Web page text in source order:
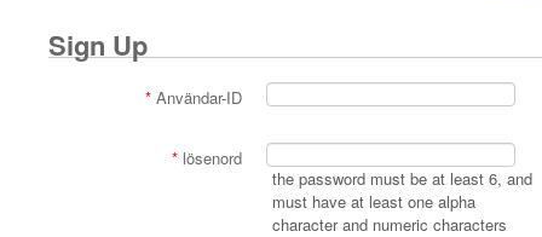
Sign Up
* Användar-ID
* lösenord
the password must be at least 6, and
must have at least one alpha
character and numeric characters